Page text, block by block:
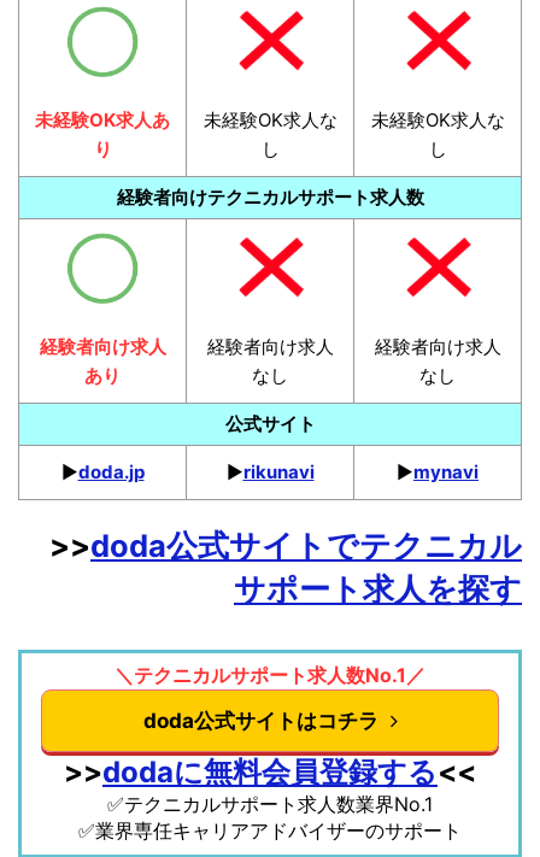
未経験OK求人あ
り
未経験OK求人な
し
未経験OK求人な
し
経験者向けテクニカルサポート求人数
経験者向け求人
あり
経験者向け求人
なし
経験者向け求人
なし
公式サイト
▶︎doda.jp ▶︎rikunavi ▶︎mynavi
>>doda公式サイトでテクニカル
サポート求人を探す
＼テクニカルサポート求人数No.1／
doda公式サイトはコチラ
>>dodaに無料会員登録する<<
✅テクニカルサポート求人数業界No.1
✅業界専任キャリアアドバイザーのサポート